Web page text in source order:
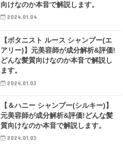
向けなのか本音で解説します。
2024.01.04
【ボタニスト ルース シャンプー(エ
アリー)】元美容師が成分解析&評価!
どんな髪質向けなのか本音で解説し
ます。
2024.01.03
【＆ハニー シャンプー(シルキー)】
元美容師が成分解析&評価!どんな髪
質向けなのか本音で解説します。
2024.01.03